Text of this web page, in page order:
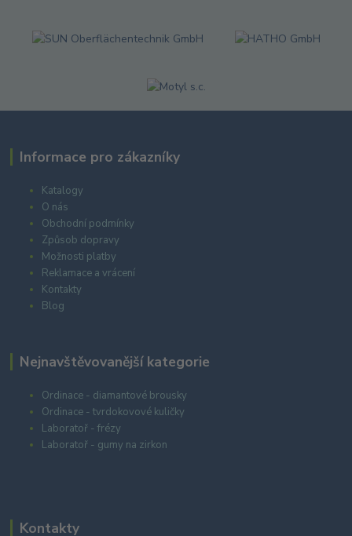
Informace pro zákazníky
Katalogy
O nás
Obchodní podmínky
Způsob dopravy
Možnosti platby
Reklamace a vrácení
Kontakty
Blog
Nejnavštěvovanější kategorie
Ordinace - diamantové brousky
Ordinace - tvrdokovové kuličky
Laboratoř - frézy
Laboratoř - gumy na zirkon
Kontakty